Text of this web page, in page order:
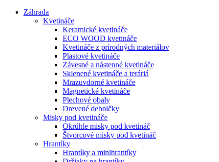
Záhrada
Kvetináče
Keramické kvetináče
ECO WOOD kvetináče
Kvetináče z prírodných materiálov
Plastové kvetináče
Závesné a nástenné kvetináče
Sklenené kvetináče a teráriá
Mrazuvdorné kvetináče
Magnetické kvetináče
Plechové obaly
Drevené debničky
Misky pod kvetináče
Okrúhle misky pod kvetináč
Štvorcové misky pod kvetináč
Hrantíky
Hrantíky a minihrantíky